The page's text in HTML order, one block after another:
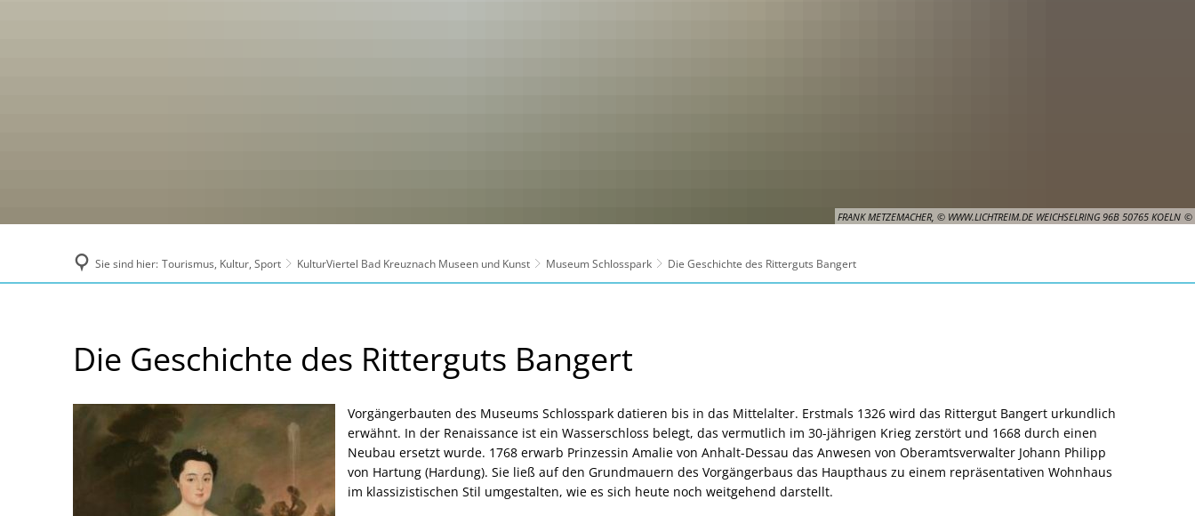
FRANK METZEMACHER, © WWW.LICHTREIM.DE WEICHSELRING 96B 50765 KOELN
Sie sind hier: Tourismus, Kultur, Sport KulturViertel Bad Kreuznach Museen und Kunst Museum Schlosspark Die Geschichte des Ritterguts Bangert
Geschichte
Die Geschichte des Ritterguts Bangert
Vorgängerbauten des Museums Schlosspark datieren bis in das Mittelalter. Erstmals 1326 wird das Rittergut Bangert urkundlich
erwähnt. In der Renaissance ist ein Wasserschloss belegt, das vermutlich im 30-jährigen Krieg zerstört und 1668 durch einen
Neubau ersetzt wurde. 1768 erwarb Prinzessin Amalie von Anhalt-Dessau das Anwesen von Oberamtsverwalter Johann Philipp
von Hartung (Hardung). Sie ließ auf den Grundmauern des Vorgängerbaus das Haupthaus zu einem repräsentativen Wohnhaus
im klassizistischen Stil umgestalten, wie es sich heute noch weitgehend darstellt.